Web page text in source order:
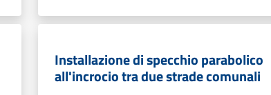
Installazione di specchio parabolico
all'incrocio tra due strade comunali